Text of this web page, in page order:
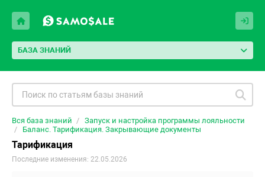
БАЗА ЗНАНИЙ
Вся база знаний
Запуск и настройка программы лояльности
Баланс. Тарификация. Закрывающие документы
Тарификация
Последние изменения: 22.05.2026